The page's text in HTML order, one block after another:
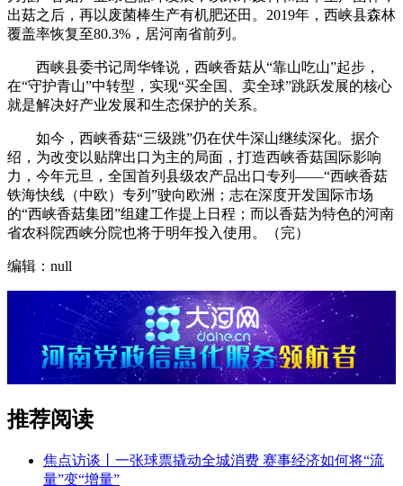
出菇之后，再以废菌棒生产有机肥还田。2019年，西峡县森林
覆盖率恢复至80.3%，居河南省前列。
西峡县委书记周华锋说，西峡香菇从“靠山吃山”起步，
在“守护青山”中转型，实现“买全国、卖全球”跳跃发展的核心
就是解决好产业发展和生态保护的关系。
如今，西峡香菇“三级跳”仍在伏牛深山继续深化。据介
绍，为改变以贴牌出口为主的局面，打造西峡香菇国际影响
力，今年元旦，全国首列县级农产品出口专列——“西峡香菇
铁海快线（中欧）专列”驶向欧洲；志在深度开发国际市场
的“西峡香菇集团”组建工作提上日程；而以香菇为特色的河南
省农科院西峡分院也将于明年投入使用。（完）
编辑：null
推荐阅读
焦点访谈丨一张球票撬动全城消费 赛事经济如何将“流
量”变“增量”